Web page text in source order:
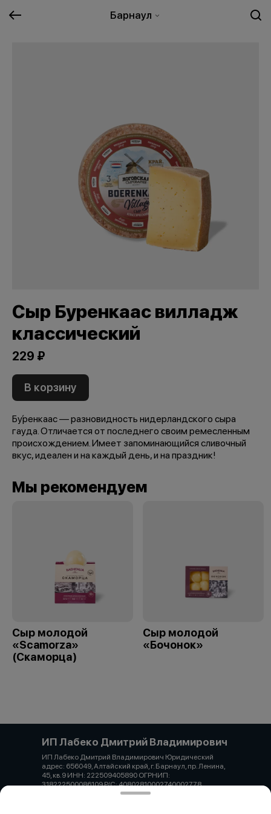
Барнаул
Сыр Буренкаас вилладж
классический
229 ₽
В корзину
Бу́ренкаас — разновидность нидерландского сыра
гауда. Отличается от последнего своим ремесленным
происхождением. Имеет запоминающийся сливочный
вкус, идеален и на каждый день, и на праздник!
Мы рекомендуем
Сыр молодой
«Scamorza»
(Скаморца)
Сыр молодой
«Бочонок»
ИП Лабеко Дмитрий Владимирович
ИП Лабеко Дмитрий Владимирович Юридический
адрес: 656049, Алтайский край, г. Барнаул, пр. Ленина,
45, кв.9 ИНН: 222509405890 ОГРНИП:
318222500086109 Р/С: 40802810002740002778
Алтайское отделение №8644 ПАО СБЕРБАНК БИК: